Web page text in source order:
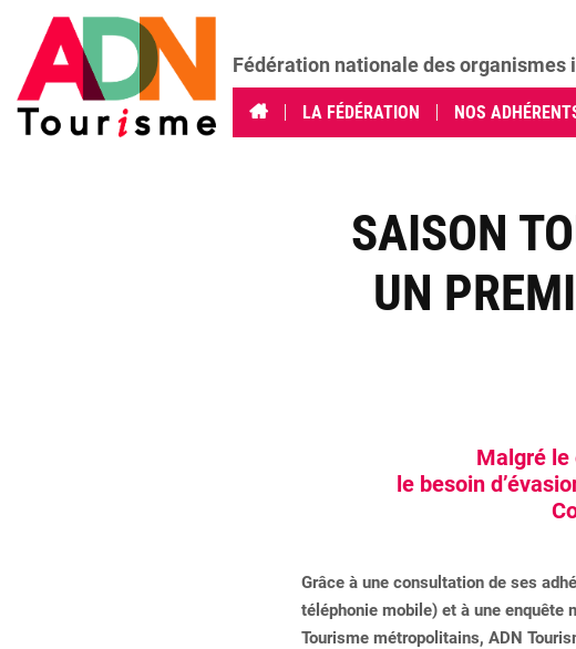
Fédération nationale des
LA FÉDÉRATION NOS
SAISON
UN
Malgré le
le besoin
Grâce à une consultation de ses
téléphonie mobile) et à une enquête
Tourisme métropolitains, ADN